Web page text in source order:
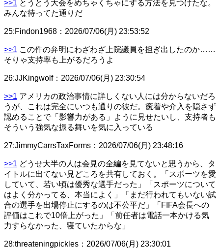
>>1 とうとう大会をめちゃくちゃにする方法を見つけたな。
みんな待ってた通りだ
25:Findon1968 ： 2026/07/06(月) 23:53:52
>>1 この件の弁明にわざわざ上院議員を担ぎ出したのか……
そりゃ支持率も上がるだろうよ
26:JJKingwolf： 2026/07/06(月) 23:30:54
>>1 アメリカの政治事情に詳しくない人には分からないだろ
うが、これは完全にいつも通りの彼だ。癒着や介入を隠さず
認めることで「影響力がある」ように見せたいし、支持者も
そういう強気な振る舞いを気に入っている
27:JimmyCarrsTaxForms ： 2026/07/06(月) 23:48:16
>>1 どうせ大半の人は会見の全編を見てないと思うから、タ
イトルに出てない見どころを共有しておく。「スポーツを愛
していて、若い頃は優秀な選手だった」「スポーツについて
はよく分かってる、本当によく」「まだ行われてもいない試
合の選手を出場停止にするのは不公平だ」「FIFA会長への
評価はこれで10倍上がった」「前任者は電話一本かける気
力すらなかった、寝ていたからな」
28:threateningpickles ： 2026/07/06(月) 23:30:01